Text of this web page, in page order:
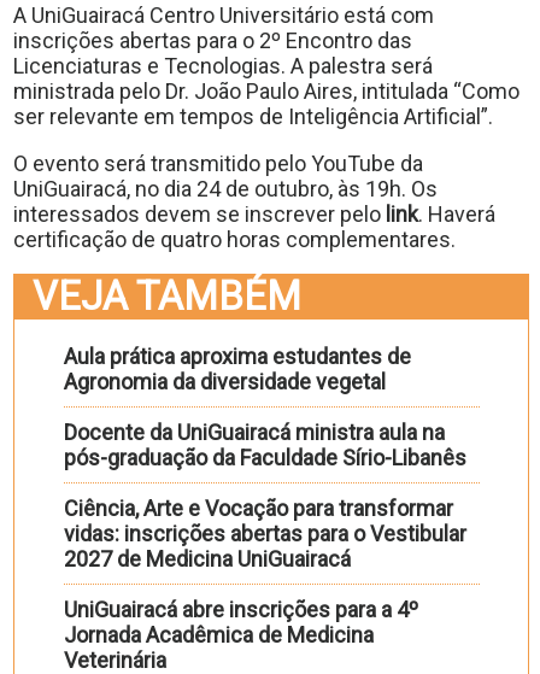
A UniGuairacá Centro Universitário está com
inscrições abertas para o 2º Encontro das
Licenciaturas e Tecnologias. A palestra será
ministrada pelo Dr. João Paulo Aires, intitulada “Como
ser relevante em tempos de Inteligência Artificial”.
O evento será transmitido pelo YouTube da
UniGuairacá, no dia 24 de outubro, às 19h. Os
interessados devem se inscrever pelo link. Haverá
certificação de quatro horas complementares.
VEJA TAMBÉM
Aula prática aproxima estudantes de
Agronomia da diversidade vegetal
Docente da UniGuairacá ministra aula na
pós-graduação da Faculdade Sírio-Libanês
Ciência, Arte e Vocação para transformar
vidas: inscrições abertas para o Vestibular
2027 de Medicina UniGuairacá
UniGuairacá abre inscrições para a 4º
Jornada Acadêmica de Medicina
Veterinária